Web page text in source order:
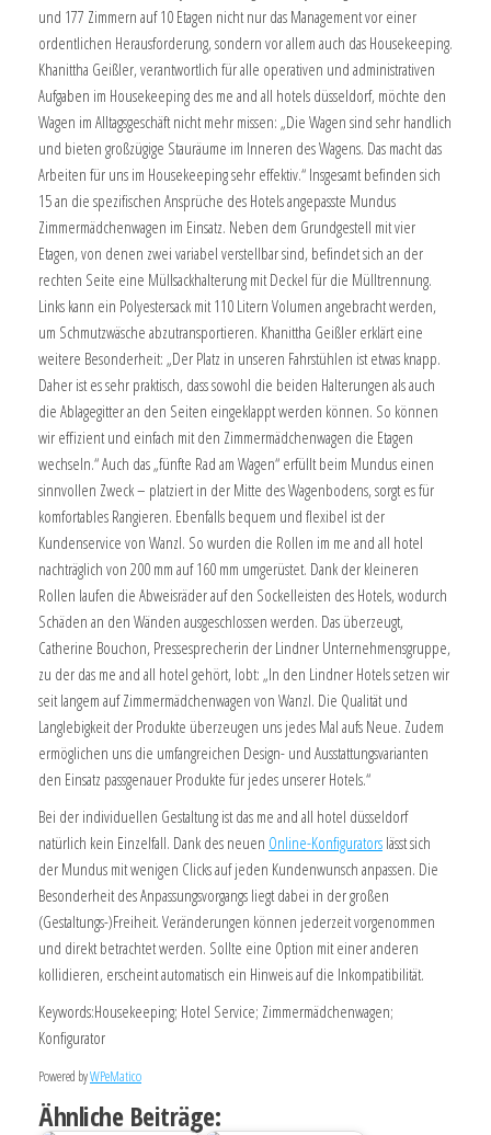
und 177 Zimmern auf 10 Etagen nicht nur das Management vor einer
ordentlichen Herausforderung, sondern vor allem auch das Housekeeping.
Khanittha Geißler, verantwortlich für alle operativen und administrativen
Aufgaben im Housekeeping des me and all hotels düsseldorf, möchte den
Wagen im Alltagsgeschäft nicht mehr missen: „Die Wagen sind sehr handlich
und bieten großzügige Stauräume im Inneren des Wagens. Das macht das
Arbeiten für uns im Housekeeping sehr effektiv.“ Insgesamt befinden sich
15 an die spezifischen Ansprüche des Hotels angepasste Mundus
Zimmermädchenwagen im Einsatz. Neben dem Grundgestell mit vier
Etagen, von denen zwei variabel verstellbar sind, befindet sich an der
rechten Seite eine Müllsackhalterung mit Deckel für die Mülltrennung.
Links kann ein Polyestersack mit 110 Litern Volumen angebracht werden,
um Schmutzwäsche abzutransportieren. Khanittha Geißler erklärt eine
weitere Besonderheit: „Der Platz in unseren Fahrstühlen ist etwas knapp.
Daher ist es sehr praktisch, dass sowohl die beiden Halterungen als auch
die Ablagegitter an den Seiten eingeklappt werden können. So können
wir effizient und einfach mit den Zimmermädchenwagen die Etagen
wechseln.“ Auch das „fünfte Rad am Wagen“ erfüllt beim Mundus einen
sinnvollen Zweck – platziert in der Mitte des Wagenbodens, sorgt es für
komfortables Rangieren. Ebenfalls bequem und flexibel ist der
Kundenservice von Wanzl. So wurden die Rollen im me and all hotel
nachträglich von 200 mm auf 160 mm umgerüstet. Dank der kleineren
Rollen laufen die Abweisräder auf den Sockelleisten des Hotels, wodurch
Schäden an den Wänden ausgeschlossen werden. Das überzeugt,
Catherine Bouchon, Pressesprecherin der Lindner Unternehmensgruppe,
zu der das me and all hotel gehört, lobt: „In den Lindner Hotels setzen wir
seit langem auf Zimmermädchenwagen von Wanzl. Die Qualität und
Langlebigkeit der Produkte überzeugen uns jedes Mal aufs Neue. Zudem
ermöglichen uns die umfangreichen Design- und Ausstattungsvarianten
den Einsatz passgenauer Produkte für jedes unserer Hotels.“
Bei der individuellen Gestaltung ist das me and all hotel düsseldorf
natürlich kein Einzelfall. Dank des neuen Online-Konfigurators lässt sich
der Mundus mit wenigen Clicks auf jeden Kundenwunsch anpassen. Die
Besonderheit des Anpassungsvorgangs liegt dabei in der großen
(Gestaltungs-)Freiheit. Veränderungen können jederzeit vorgenommen
und direkt betrachtet werden. Sollte eine Option mit einer anderen
kollidieren, erscheint automatisch ein Hinweis auf die Inkompatibilität.
Keywords:Housekeeping; Hotel Service; Zimmermädchenwagen;
Konfigurator
Powered byWPeMatico
Ähnliche Beiträge: